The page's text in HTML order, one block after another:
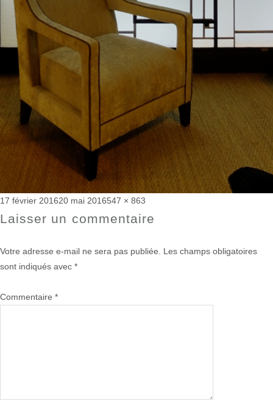
Publié
le
17 février 201620 mai 2016Taille
réelle
547 × 863
Laisser un commentaire
Votre adresse e-mail ne sera pas publiée.
Les champs obligatoires
sont indiqués avec *
Commentaire *